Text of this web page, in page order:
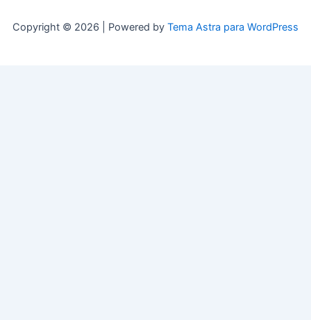
Copyright © 2026 | Powered by Tema Astra para WordPress